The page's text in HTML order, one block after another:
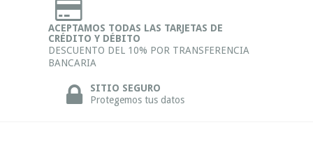
ACEPTAMOS TODAS LAS TARJETAS DE
CRÉDITO Y DÉBITO
DESCUENTO DEL 10% POR TRANSFERENCIA
BANCARIA
SITIO SEGURO
Protegemos tus datos